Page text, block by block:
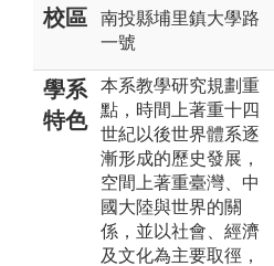
校區
南投縣埔里鎮大學路
一號
學系
特色
本系教學研究規劃重
點，時間上著重十四
世紀以後世界體系逐
漸形成的歷史發展，
空間上著重臺灣、中
國大陸與世界的關
係，並以社會、經濟
及文化為主要取徑，